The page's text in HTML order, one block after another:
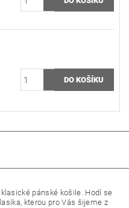
pánské košile. Hodí se
kterou pro Vás šijeme z